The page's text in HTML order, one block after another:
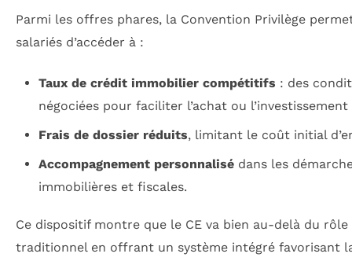
Parmi les offres phares, la Convention Privilège
salariés d’accéder à :
Taux de crédit immobilier compétitifs : des
négociées pour faciliter l’achat ou
Frais de dossier réduits, limitant le coût initial
Accompagnement personnalisédans les
immobilières et fiscales.
Ce dispositif montre que le CE va bien au-delà du rôle
traditionnel en offrant un système intégré favorisant